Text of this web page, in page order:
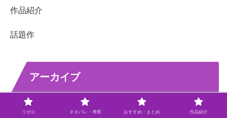
作品紹介
話題作
アーカイブ
2026年5月
リゼロ ネタバレ・考察 おすすめ・まとめ 作品紹介